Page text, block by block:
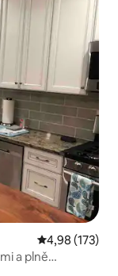
Průměrné
4,98 (173)
a plně